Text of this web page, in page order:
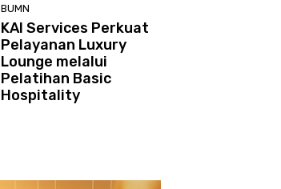
BUMN
KAI Services Perkuat
Pelayanan Luxury
Lounge melalui
Pelatihan Basic
Hospitality